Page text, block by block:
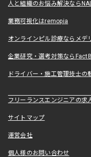
人と組織のお悩み解決なら
業務可視化はremopia
オンラインピル診療ならメデ
企業研究・選考対策なら
ドライバー・施工管理技士の
フリーランスエンジニアの求
サイトマップ
運営会社
個人様のお問い合わせ